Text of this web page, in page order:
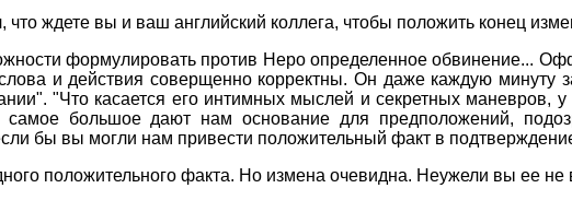
что ждете вы и ваш английский коллега, чтобы положить конец
формулировать против Неро определенное обвинение...
слова и действия соверщенно корректны. Он даже каждую минуту
"Что касается его интимных мыслей и секретных маневров,
самое большое дают нам основание для предположений,
бы вы могли нам привести положительный факт в
положительного факта. Но измена очевидна. Неужели вы ее не